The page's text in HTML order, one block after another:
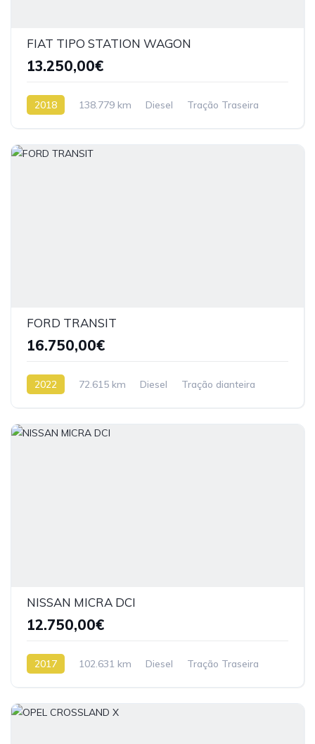
FIAT TIPO STATION WAGON
13.250,00€
2018 138.779 km Diesel Tração Traseira
FORD TRANSIT
16.750,00€
2022 72.615 km Diesel Tração dianteira
NISSAN MICRA DCI
12.750,00€
2017 102.631 km Diesel Tração Traseira